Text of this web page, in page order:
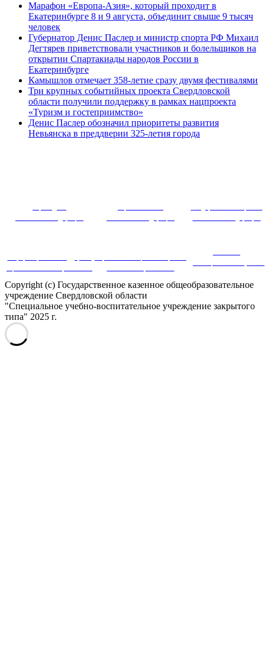
Марафон «Европа-Азия», который проходит в
Екатеринбурге 8 и 9 августа, объединит свыше 9 тысяч
человек
Губернатор Денис Паслер и министр спорта РФ Михаил
Дегтярев приветствовали участников и болельщиков на
открытии Спартакиады народов России в
Екатеринбурге
Камышлов отмечает 358-летие сразу двумя фестивалями
Три крупных событийных проекта Свердловской
области получили поддержку в рамках нацпроекта
«Туризм и гостеприимство»
Денис Паслер обозначил приоритеты развития
Невьянска в преддверии 325-летия города
Copyright (c) Государственное казенное общеобразовательное
учреждение Свердловской области
"Специальное учебно-воспитательное учреждение закрытого
типа" 2025 г.